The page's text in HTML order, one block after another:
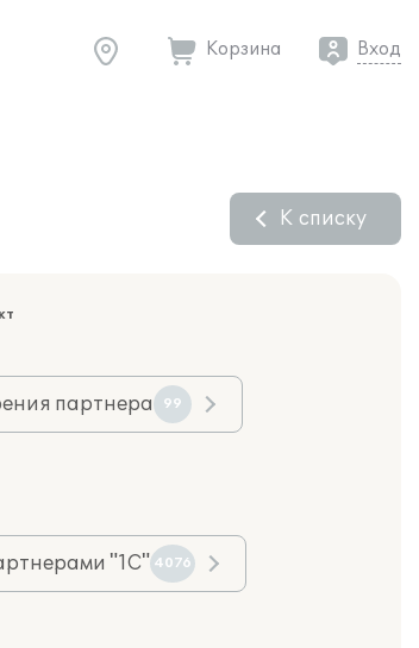
Корзина Вход
К списку
партнера 99
"1С" 4076